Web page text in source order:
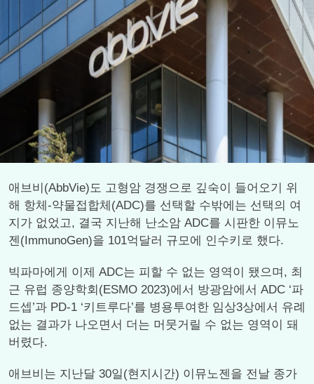
애브비(AbbVie)도 고형암 경쟁으로 깊숙이 들어오기 위
해 항체-약물접합체(ADC)를 선택할 수밖에는 선택의 여
지가 없었고, 결국 지난해 난소암 ADC를 시판한 이뮤노
젠(ImmunoGen)을 101억달러 규모에 인수키로 했다.
빅파마에게 이제 ADC는 피할 수 없는 영역이 됐으며, 최
근 유럽 종양학회(ESMO 2023)에서 방광암에서 ADC ‘파
드셉’과 PD-1 ‘키트루다’를 병용투여한 임상3상에서 유례
없는 결과가 나오면서 더는 머뭇거릴 수 없는 영역이 돼
버렸다.
애브비는 지난달 30일(현지시간) 이뮤노젠을 전날 종가